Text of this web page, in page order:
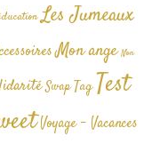
Les Jumeaux
Mon ange Non
Swap TagTest
Voyage - Vacances